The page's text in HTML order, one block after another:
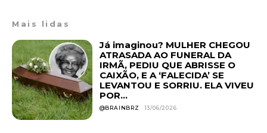
Mais lidas
Já imaginou? MULHER CHEGOU
ATRASADA AO FUNERAL DA
IRMÃ, PEDIU QUE ABRISSE O
CAIXÃO, E A ‘FALECIDA’ SE
LEVANTOU E SORRIU. ELA VIVEU
POR...
@BRAINBRZ 13/06/2026